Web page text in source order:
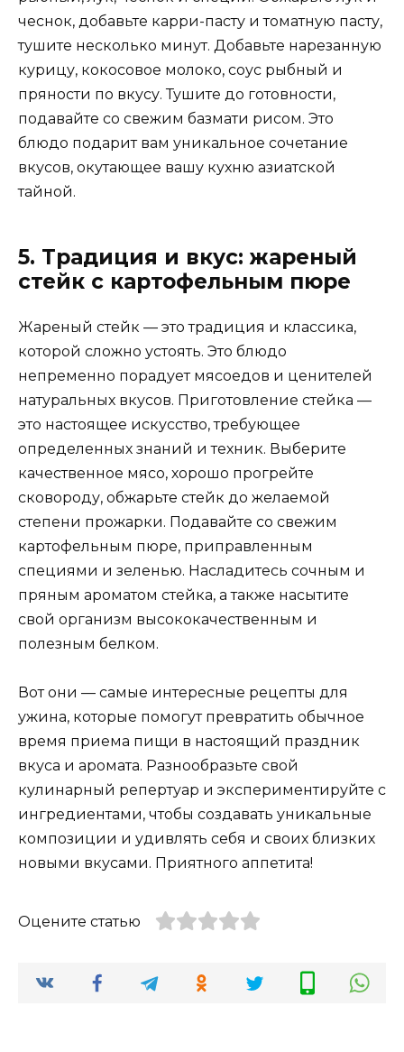
чеснок, добавьте карри-пасту и томатную пасту,
тушите несколько минут. Добавьте нарезанную
курицу, кокосовое молоко, соус рыбный и
пряности по вкусу. Тушите до готовности,
подавайте со свежим базмати рисом. Это
блюдо подарит вам уникальное сочетание
вкусов, окутающее вашу кухню азиатской
тайной.
5. Традиция и вкус: жареный
стейк с картофельным пюре
Жареный стейк — это традиция и классика,
которой сложно устоять. Это блюдо
непременно порадует мясоедов и ценителей
натуральных вкусов. Приготовление стейка —
это настоящее искусство, требующее
определенных знаний и техник. Выберите
качественное мясо, хорошо прогрейте
сковороду, обжарьте стейк до желаемой
степени прожарки. Подавайте со свежим
картофельным пюре, приправленным
специями и зеленью. Насладитесь сочным и
пряным ароматом стейка, а также насытите
свой организм высококачественным и
полезным белком.
Вот они — самые интересные рецепты для
ужина, которые помогут превратить обычное
время приема пищи в настоящий праздник
вкуса и аромата. Разнообразьте свой
кулинарный репертуар и экспериментируйте с
ингредиентами, чтобы создавать уникальные
композиции и удивлять себя и своих близких
новыми вкусами. Приятного аппетита!
Оцените статью